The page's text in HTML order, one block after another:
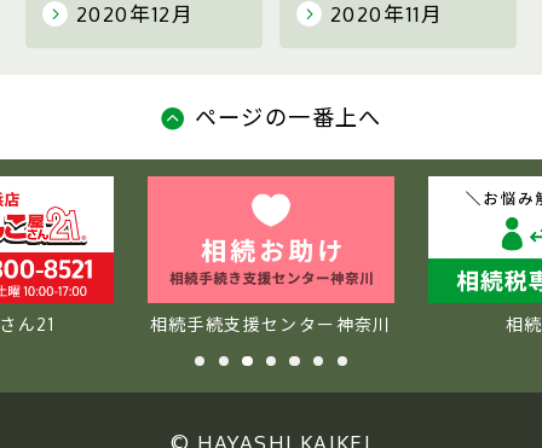
2020年12月 2020年11月
ページの一番上へ
ん21 相続手続支援センター神奈川 相
© HAYASHI KAIKEI